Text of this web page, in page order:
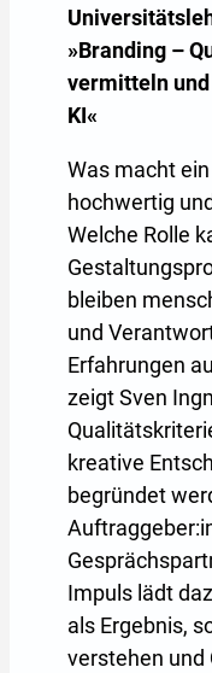
»Branding –
vermitteln
KI«
Was macht
hochwertig
Welche Rolle
bleiben
und
Erfahrungen
zeigt Sven
kreative
begründet
Impuls lädt
als Ergebnis,
verstehen und